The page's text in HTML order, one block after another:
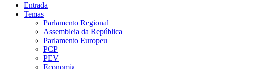
Entrada
Temas
Parlamento Regional
Assembleia da República
Parlamento Europeu
PCP
PEV
Economia